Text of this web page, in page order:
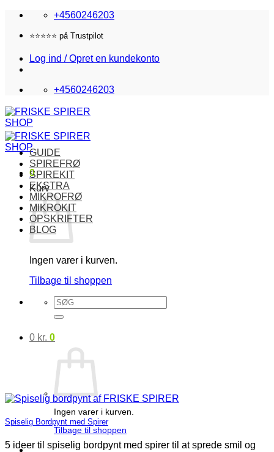
Fortsæt
indhold
+4560246203
Fri fragt i DK over 870,-
Log ind / Opret en kundekonto
+4560246203
0
Kurv
Ingen varer i kurven.
Tilbage til shoppen
Søg
efter:
0 kr. 0
Ingen varer i kurven.
Tilbage til shoppen
GUIDE
SPIREFRØ
SPIREKIT
EKSTRA
MIKROFRØ
MIKROKIT
OPSKRIFTER
BLOG
Spiselig Bordpynt med Spirer
5 ideer til spiselig bordpynt med spirer til at sprede smil og